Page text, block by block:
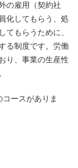
の雇用（契約社
化してもらう、処
てもらうために、
る制度です。労働
り、事業の生産性
ースがありま